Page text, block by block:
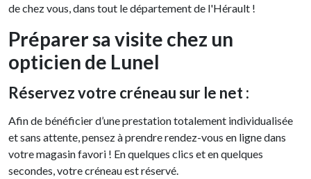
de chez vous, dans tout le département de l'Hérault !
Préparer sa visite chez un
opticien de Lunel
Réservez votre créneau sur le net :
Afin de bénéficier d’une prestation totalement individualisée
et sans attente, pensez à prendre rendez-vous en ligne dans
votre magasin favori ! En quelques clics et en quelques
secondes, votre créneau est réservé.